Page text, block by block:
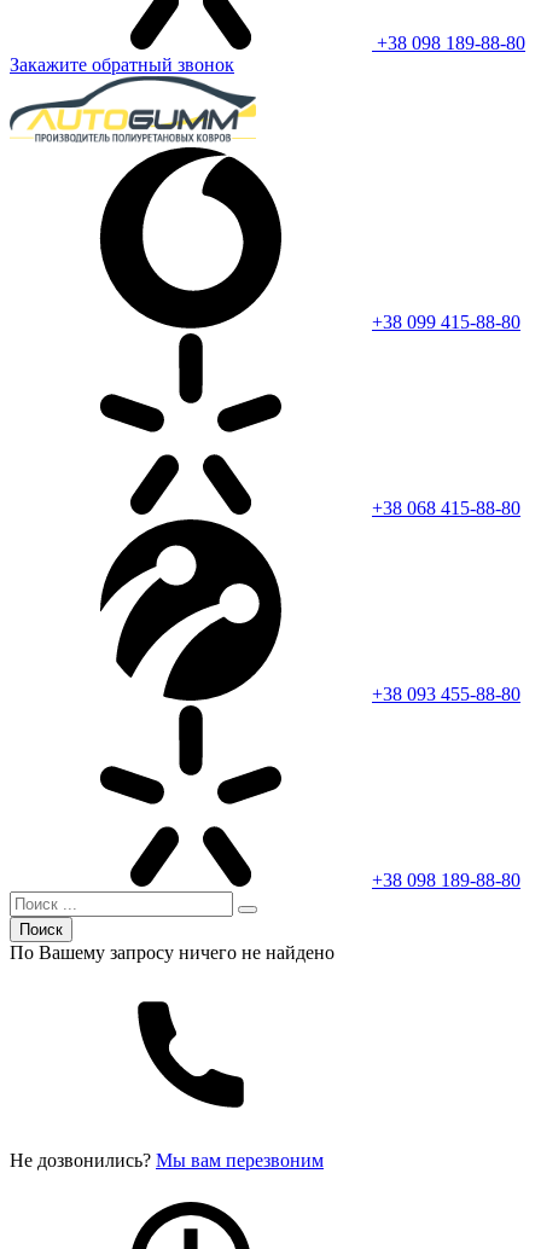
+38 098 189-88-80
Закажите обратный звонок
+38 099 415-88-80
+38 068 415-88-80
+38 093 455-88-80
+38 098 189-88-80
Поиск
По Вашему запросу ничего не найдено
Не дозвонились? Мы вам перезвоним